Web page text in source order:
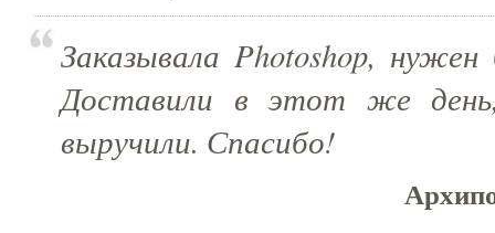
Заказывала Photoshop,
Доставили в этот же
выручили. Спасибо!